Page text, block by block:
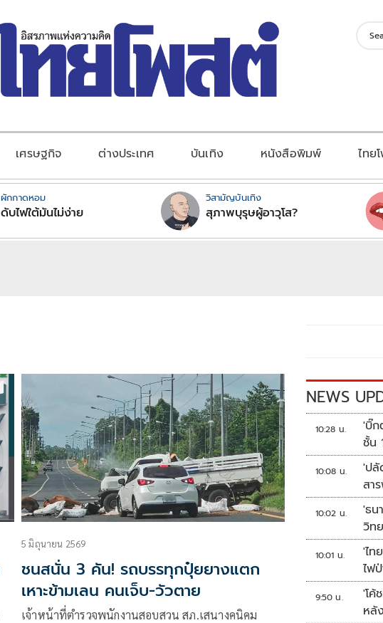
เศรษฐกิจ ต่างประเทศ บันเทิง หนังสือพิมพ์ ไทย
ผักกาดหอม
ดับไฟใต้มันไม่ง่าย
วิสามัญบันเทิง
สุภาพบุรุษผู้อาวุโส?
5 มิถุนายน 2569
ชนสนั่น 3 คัน! รถบรรทุกปุ๋ยยางแตก
เหาะข้ามเลน คนเจ็บ-วัวตาย
เจ้าหน้าที่ตำรวจพนักงานสอบสวน สภ.เสนางคนิคม
NEWS
10:28 น.
'บิ๊ก
ชั้น
10:08 น.
'ปลั
สา
แก้
10:02 น.
'ธน
วิท
งบ
ระ
เซ
เอ
10:01 น.
'ไท
ไฟ
9:50 น.
'โค้
หลั